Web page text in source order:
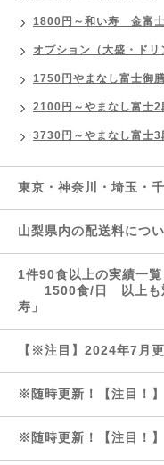
1800円～和い寿 金富
オプション（大盛・ドリ
1750円やまなし富士御膳
2100円～やまなし富士2
3730円～やまなし富士3
東京・神奈川・埼玉・
山梨県内の配送料につ
1件90食以上の実績一
1500食/日 以上も対
寿」
【※注目】2024年7
※随時更新！【注目！
※随時更新！【注目！